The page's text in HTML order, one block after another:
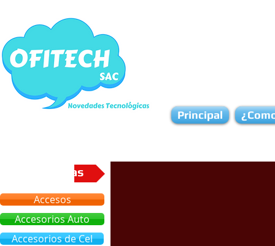
Categorias
Accesorios de Cel
Accesorios Auto
Accesos
Principal